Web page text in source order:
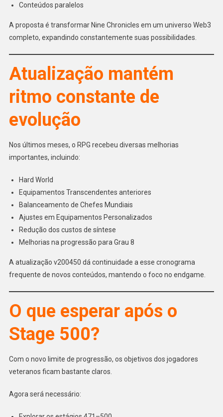
Conteúdos paralelos
A proposta é transformar Nine Chronicles em um universo Web3
completo, expandindo constantemente suas possibilidades.
Atualização mantém
ritmo constante de
evolução
Nos últimos meses, o RPG recebeu diversas melhorias
importantes, incluindo:
Hard World
Equipamentos Transcendentes anteriores
Balanceamento de Chefes Mundiais
Ajustes em Equipamentos Personalizados
Redução dos custos de síntese
Melhorias na progressão para Grau 8
A atualização v200450 dá continuidade a esse cronograma
frequente de novos conteúdos, mantendo o foco no endgame.
O que esperar após o
Stage 500?
Com o novo limite de progressão, os objetivos dos jogadores
veteranos ficam bastante claros.
Agora será necessário: